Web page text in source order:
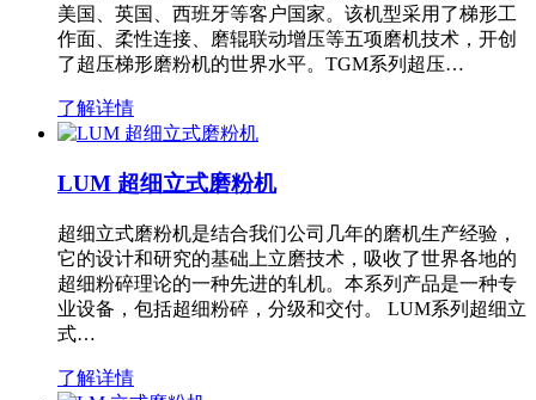
美国、英国、西班牙等客户国家。该机型采用了梯形工
作面、柔性连接、磨辊联动增压等五项磨机技术，开创
了超压梯形磨粉机的世界水平。TGM系列超压…
了解详情
LUM 超细立式磨粉机
超细立式磨粉机是结合我们公司几年的磨机生产经验，
它的设计和研究的基础上立磨技术，吸收了世界各地的
超细粉碎理论的一种先进的轧机。本系列产品是一种专
业设备，包括超细粉碎，分级和交付。 LUM系列超细立
式…
了解详情